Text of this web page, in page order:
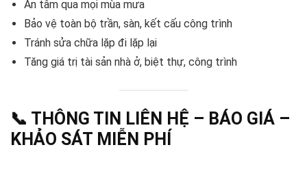
An tâm qua mọi mùa mưa
Bảo vệ toàn bộ trần, sàn, kết cấu công trình
Tránh sửa chữa lặp đi lặp lại
Tăng giá trị tài sản nhà ở, biệt thự, công trình
📞 THÔNG TIN LIÊN HỆ – BÁO GIÁ –
KHẢO SÁT MIỄN PHÍ